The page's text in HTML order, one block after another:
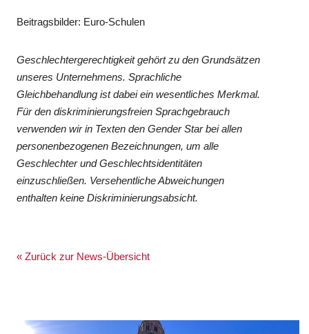
Beitragsbilder: Euro-Schulen
Geschlechtergerechtigkeit gehört zu den Grundsätzen
unseres Unternehmens. Sprachliche
Gleichbehandlung ist dabei ein wesentliches Merkmal.
Für den diskriminierungsfreien Sprachgebrauch
verwenden wir in Texten den Gender Star bei allen
personenbezogenen Bezeichnungen, um alle
Geschlechter und Geschlechtsidentitäten
einzuschließen. Versehentliche Abweichungen
enthalten keine Diskriminierungsabsicht.
« Zurück zur News-Übersicht